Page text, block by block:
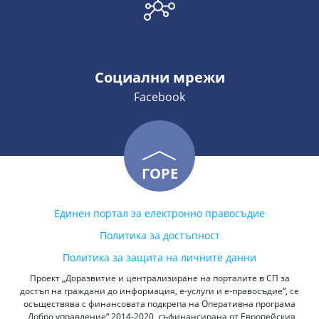
Социални мрежи
Facebook
ГОРЕ
Единен портал за електронно правосъдие
Политика за достъпност
Политика за защита на личните данни
Проект „Доразвитие и централизиране на порталите в СП за
достъп на граждани до информация, е-услуги и е-правосъдие“, се
осъществява с финансовата подкрепа на Оперативна програма
„Добро управление“ 2014-2020, съфинансирана от Европейския